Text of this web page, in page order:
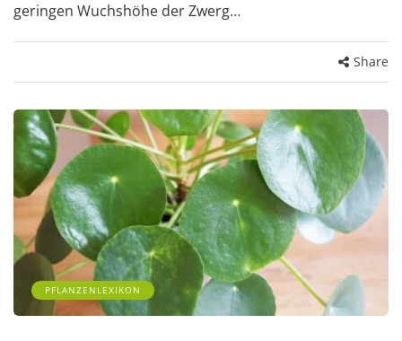
geringen Wuchshöhe der Zwerg…
Share
PFLANZENLEXIKON